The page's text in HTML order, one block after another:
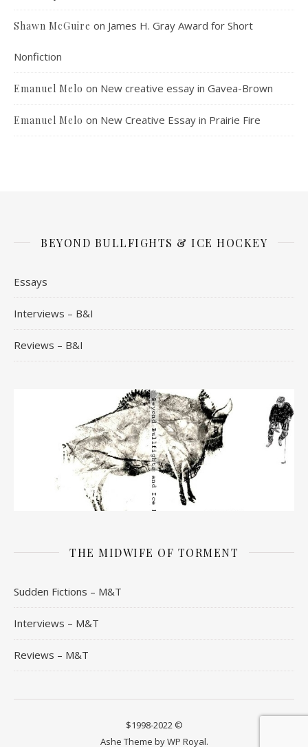
Shawn McGuire on James H. Gray Award for Short
Nonfiction
Emanuel Melo on New creative essay in Gavea-Brown
Emanuel Melo on New Creative Essay in Prairie Fire
BEYOND BULLFIGHTS & ICE HOCKEY
Essays
Interviews – B&I
Reviews – B&I
THE MIDWIFE OF TORMENT
Sudden Fictions – M&T
Interviews – M&T
Reviews – M&T
$1998-2022 ©
Ashe Theme byWP Royal.